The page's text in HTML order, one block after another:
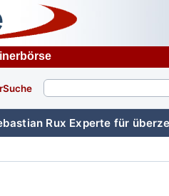
Rux Experte für